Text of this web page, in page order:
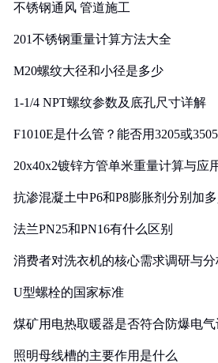
不锈钢通风 管道施工
201不锈钢重量计算方法大全
M20螺纹大径和小径是多少
1-1/4 NPT螺纹参数及底孔尺寸详解
F1010E是什么管？能否用3205或
20x40x2镀锌方管单米重量计算与应
抗渗混凝土中P6和P8膨胀剂分别加
法兰PN25和PN16有什么区别
消费者对洗衣机的核心需求调研与分
U型螺栓的国家标准
煤矿用电热取暖器是否符合防爆电
照明母线槽的主要作用是什么